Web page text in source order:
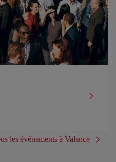
les événements à Valence